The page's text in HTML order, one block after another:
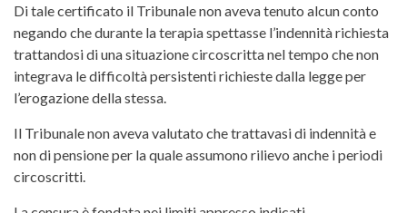
Di tale certificato il Tribunale non aveva tenuto alcun conto
negando che durante la terapia spettasse l’indennità richiesta
trattandosi di una situazione circoscritta nel tempo che non
integrava le difficoltà persistenti richieste dalla legge per
l’erogazione della stessa.
Il Tribunale non aveva valutato che trattavasi di indennità e
non di pensione per la quale assumono rilievo anche i periodi
circoscritti.